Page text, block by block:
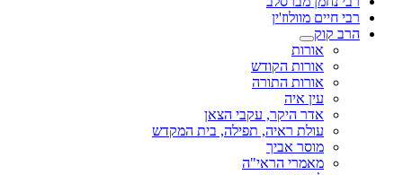
רבי חיים מוולוז'ין
הרב קוק
אורות
אורות הקודש
אורות התורה
עין איה
אדר היקר, עקבי הצאן
עולת ראיה, תפילה, בית המקדש
מוסר אביך
מאמרי הראי"ה